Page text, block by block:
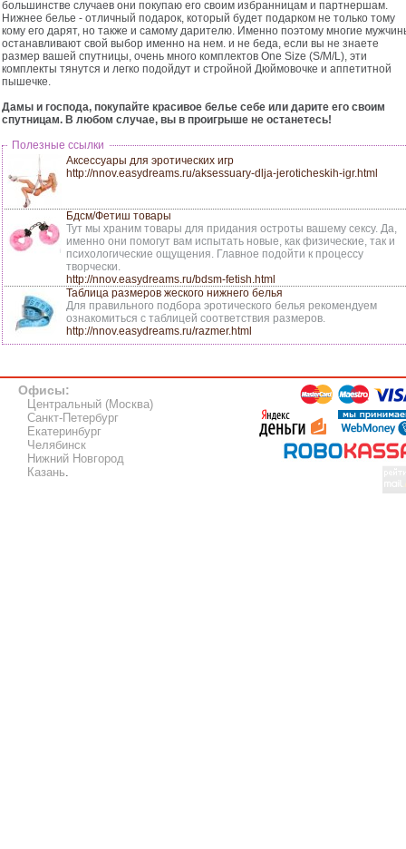
большинстве случаев они покупаю его своим избранницам и партнершам.
Нижнее белье - отличный подарок, который будет подарком не только тому
кому его дарят, но также и самому дарителю. Именно поэтому многие
останавливают свой выбор именно на нем. и не беда, если вы не знаете
размер вашей спутницы, очень много комплектов One Size (S/M/L), эти
комплекты тянутся и легко подойдут и стройной Дюймовочке и аппетитной
пышечке.
Дамы и господа, покупайте красивое белье себе или дарите его своим
спутницам. В любом случае, вы в проигрыше не останетесь!
Полезные ссылки
Аксессуары для эротических игр
http://nnov.easydreams.ru/aksessuary-dlja-jeroticheskih-igr.html
Бдсм/Фетиш товары
Тут мы храним товары для придания остроты вашему сексу. Да,
именно они помогут вам испытать новые, как физические, так и
психологические ощущения. Главное подойти к процессу
творчески.
http://nnov.easydreams.ru/bdsm-fetish.html
Таблица размеров жеского нижнего белья
Для правильного подбора эротического белья рекомендуем
ознакомиться с таблицей соответствия размеров.
http://nnov.easydreams.ru/razmer.html
Офисы:
Центральный (Москва)
Санкт-Петербург
Екатеринбург
Челябинск
Нижний Новгород
Казань.